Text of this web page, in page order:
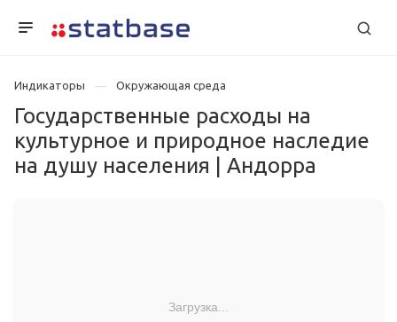
Индикаторы Окружающая среда
Государственные расходы на
культурное и природное наследие
на душу населения | Андорра
Загрузка...